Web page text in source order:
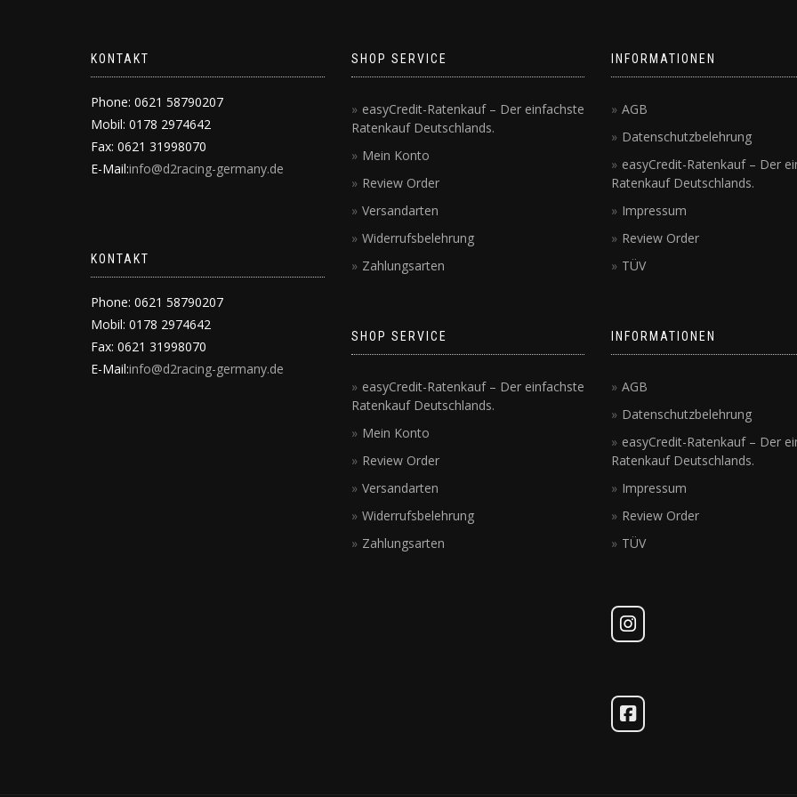
KONTAKT
Phone: 0621 58790207
Mobil: 0178 2974642
Fax: 0621 31998070
E-Mail:info@d2racing-germany.de
KONTAKT
Phone: 0621 58790207
Mobil: 0178 2974642
Fax: 0621 31998070
E-Mail:info@d2racing-germany.de
SHOP SERVICE
easyCredit-Ratenkauf – Der einfachste
Ratenkauf Deutschlands.
Mein Konto
Review Order
Versandarten
Widerrufsbelehrung
Zahlungsarten
SHOP SERVICE
easyCredit-Ratenkauf – Der einfachste
Ratenkauf Deutschlands.
Mein Konto
Review Order
Versandarten
Widerrufsbelehrung
Zahlungsarten
INFORMATIONEN
AGB
Datenschutzbelehrung
easyCredit-Ratenkauf – Der
Ratenkauf Deutschlands.
Impressum
Review Order
TÜV
INFORMATIONEN
AGB
Datenschutzbelehrung
easyCredit-Ratenkauf – Der
Ratenkauf Deutschlands.
Impressum
Review Order
TÜV